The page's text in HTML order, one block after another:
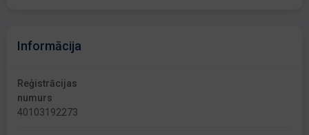
Informācija
Reģistrācijas
numurs
40103192273